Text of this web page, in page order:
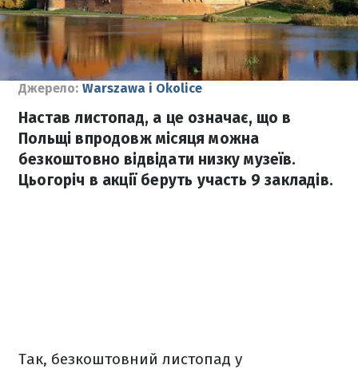
Джерело: Warszawa i Okolice
Настав листопад, а це означає, що в
Польщі впродовж місяця можна
безкоштовно відвідати низку музеїв.
Цьогоріч в акції беруть участь 9 закладів.
Так, безкоштовний листопад у